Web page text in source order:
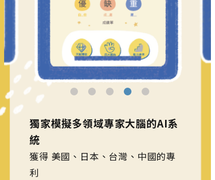
獨家模擬多領域專家大腦的AI系
統
獲得 美國、日本、台灣、中國的專
利